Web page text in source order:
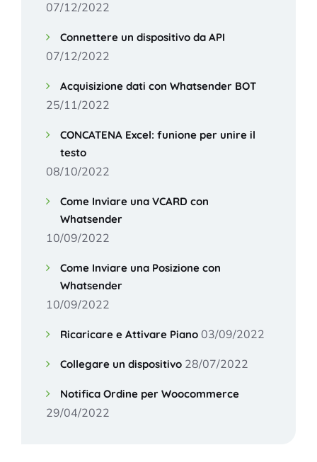
07/12/2022
Connettere un dispositivo da API
07/12/2022
Acquisizione dati con Whatsender BOT
25/11/2022
CONCATENA Excel: funione per unire il
testo
08/10/2022
Come Inviare una VCARD con
Whatsender
10/09/2022
Come Inviare una Posizione con
Whatsender
10/09/2022
Ricaricare e Attivare Piano 03/09/2022
Collegare un dispositivo 28/07/2022
Notifica Ordine per Woocommerce
29/04/2022